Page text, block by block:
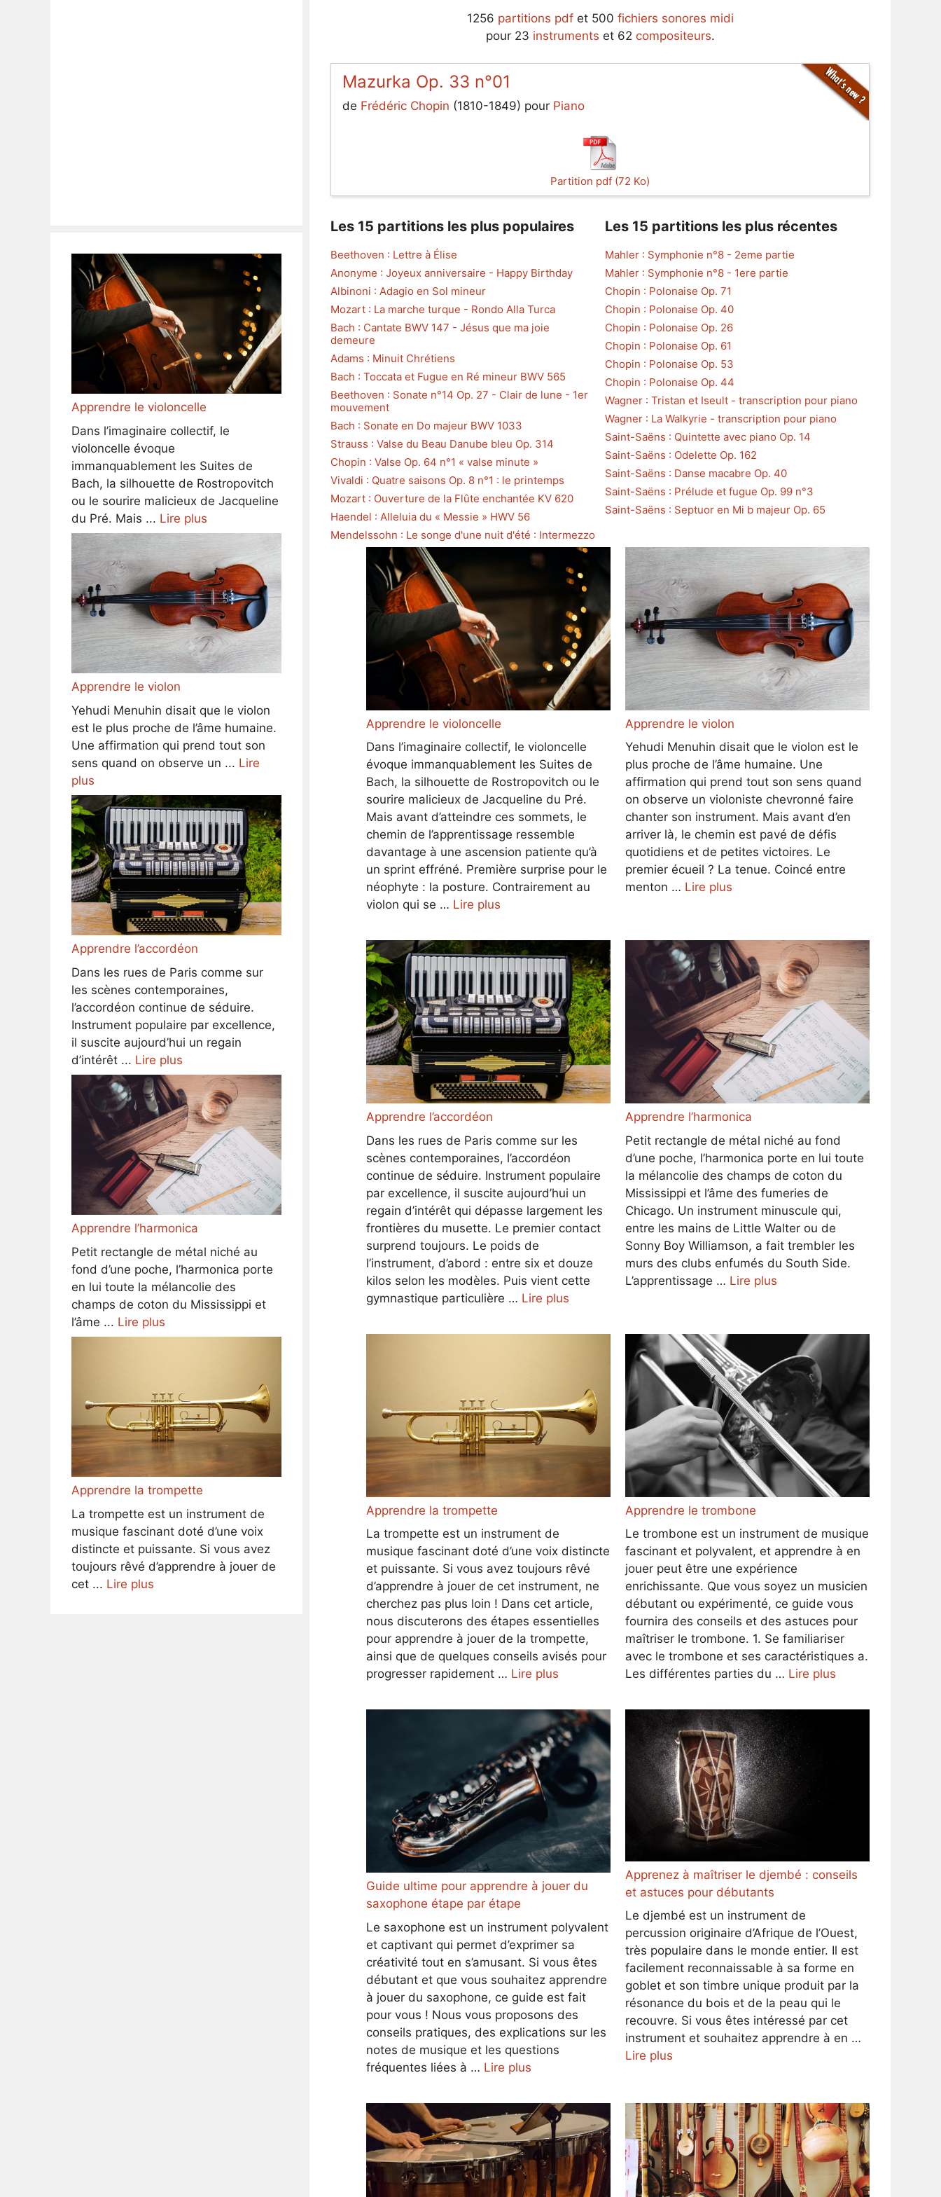
1256 partitions pdfet 500 fichiers sonores midi
pour 23 instruments et 62 compositeurs.
Mazurka Op. 33 n°01
de Frédéric Chopin (1810-1849) pour Piano
Partition pdf (72 Ko)
Les 15 partitions les plus populaires
Beethoven : Lettre à Élise
Anonyme : Joyeux anniversaire - Happy Birthday
Albinoni : Adagio en Sol mineur
Mozart : La marche turque - Rondo Alla Turca
Bach : Cantate BWV 147 - Jésus que ma joie
demeure
Adams : Minuit Chrétiens
Bach : Toccata et Fugue en Ré mineur BWV 565
Beethoven : Sonate n°14 Op. 27 - Clair de lune - 1er
mouvement
Bach : Sonate en Do majeur BWV 1033
Strauss : Valse du Beau Danube bleu Op. 314
Chopin : Valse Op. 64 n°1 « valse minute »
Vivaldi : Quatre saisons Op. 8 n°1 : le printemps
Mozart : Ouverture de la Flûte enchantée KV 620
Haendel : Alleluia du « Messie » HWV 56
Mendelssohn : Le songe d'une nuit d'été : Intermezzo
Les 15 partitions les plus récentes
Mahler : Symphonie n°8 - 2eme partie
Mahler : Symphonie n°8 - 1ere partie
Chopin : Polonaise Op. 71
Chopin : Polonaise Op. 40
Chopin : Polonaise Op. 26
Chopin : Polonaise Op. 61
Chopin : Polonaise Op. 53
Chopin : Polonaise Op. 44
Wagner : Tristan et Iseult - transcription pour piano
Wagner : La Walkyrie - transcription pour piano
Saint-Saëns : Quintette avec piano Op. 14
Saint-Saëns : Odelette Op. 162
Saint-Saëns : Danse macabre Op. 40
Saint-Saëns : Prélude et fugue Op. 99 n°3
Saint-Saëns : Septuor en Mi b majeur Op. 65
Apprendre le violoncelle
Dans l’imaginaire collectif, le violoncelle
évoque immanquablement les Suites de
Bach, la silhouette de Rostropovitch ou le
sourire malicieux de Jacqueline du Pré.
Mais avant d’atteindre ces sommets, le
chemin de l’apprentissage ressemble
davantage à une ascension patiente qu’à
un sprint effréné. Première surprise pour le
néophyte : la posture. Contrairement au
violon qui se … Lire plus
Apprendre le violon
Yehudi Menuhin disait que le violon est le
plus proche de l’âme humaine. Une
affirmation qui prend tout son sens quand
on observe un violoniste chevronné faire
chanter son instrument. Mais avant d’en
arriver là, le chemin est pavé de défis
quotidiens et de petites victoires. Le
premier écueil ? La tenue. Coincé entre
menton … Lire plus
Apprendre l’accordéon
Dans les rues de Paris comme sur les
scènes contemporaines, l’accordéon
continue de séduire. Instrument populaire
par excellence, il suscite aujourd’hui un
regain d’intérêt qui dépasse largement les
frontières du musette. Le premier contact
surprend toujours. Le poids de
l’instrument, d’abord : entre six et douze
kilos selon les modèles. Puis vient cette
gymnastique particulière … Lire plus
Apprendre l’harmonica
Petit rectangle de métal niché au fond
d’une poche, l’harmonica porte en lui toute
la mélancolie des champs de coton du
Mississippi et l’âme des fumeries de
Chicago. Un instrument minuscule qui,
entre les mains de Little Walter ou de
Sonny Boy Williamson, a fait trembler les
murs des clubs enfumés du South Side.
L’apprentissage … Lire plus
Apprendre la trompette
La trompette est un instrument de
musique fascinant doté d’une voix distincte
et puissante. Si vous avez toujours rêvé
d’apprendre à jouer de cet instrument, ne
cherchez pas plus loin ! Dans cet article,
nous discuterons des étapes essentielles
pour apprendre à jouer de la trompette,
ainsi que de quelques conseils avisés pour
progresser rapidement … Lire plus
Apprendre le trombone
Le trombone est un instrument de musique
fascinant et polyvalent, et apprendre à en
jouer peut être une expérience
enrichissante. Que vous soyez un musicien
débutant ou expérimenté, ce guide vous
fournira des conseils et des astuces pour
maîtriser le trombone. 1. Se familiariser
avec le trombone et ses caractéristiques a.
Les différentes parties du … Lire plus
Guide ultime pour apprendre à jouer du
saxophone étape par étape
Le saxophone est un instrument polyvalent
et captivant qui permet d’exprimer sa
créativité tout en s’amusant. Si vous êtes
débutant et que vous souhaitez apprendre
à jouer du saxophone, ce guide est fait
pour vous ! Nous vous proposons des
conseils pratiques, des explications sur les
notes de musique et les questions
fréquentes liées à … Lire plus
Apprenez à maîtriser le djembé : conseils
et astuces pour débutants
Le djembé est un instrument de
percussion originaire d’Afrique de l’Ouest,
très populaire dans le monde entier. Il est
facilement reconnaissable à sa forme en
goblet et son timbre unique produit par la
résonance du bois et de la peau qui le
recouvre. Si vous êtes intéressé par cet
instrument et souhaitez apprendre à en …
Lire plus
Apprendre le violoncelle
Dans l’imaginaire collectif, le
violoncelle évoque
immanquablement les Suites de
Bach, la silhouette de Rostropovitch
ou le sourire malicieux de Jacqueline
du Pré. Mais ... Lire plus
Apprendre le violon
Yehudi Menuhin disait que le violon
est le plus proche de l’âme humaine.
Une affirmation qui prend tout son
sens quand on observe un ... Lire
plus
Apprendre l’accordéon
Dans les rues de Paris comme sur
les scènes contemporaines,
l’accordéon continue de séduire.
Instrument populaire par excellence,
il suscite aujourd’hui un regain
d’intérêt ... Lire plus
Apprendre l’harmonica
Petit rectangle de métal niché au
fond d’une poche, l’harmonica porte
en lui toute la mélancolie des
champs de coton du Mississippi et
l’âme ... Lire plus
Apprendre la trompette
La trompette est un instrument de
musique fascinant doté d’une voix
distincte et puissante. Si vous avez
toujours rêvé d’apprendre à jouer de
cet ... Lire plus